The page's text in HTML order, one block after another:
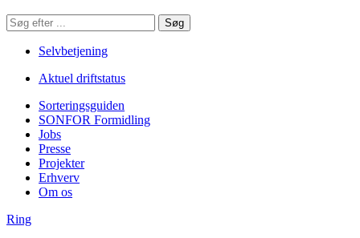
Søg
på
hjemmesiden
Søg
Selvbetjening
Aktuel driftstatus
Sorteringsguiden
SONFOR Formidling
Jobs
Presse
Projekter
Erhverv
Om os
Ring